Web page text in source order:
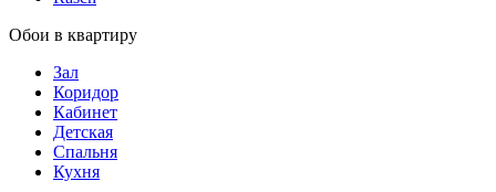
Обои в квартиру
Зал
Коридор
Кабинет
Детская
Спальня
Кухня